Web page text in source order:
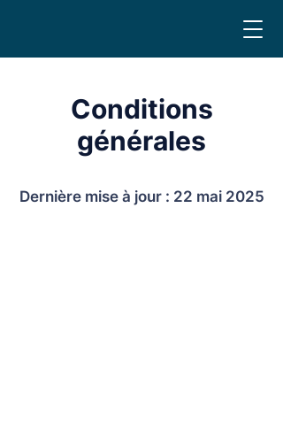
Conditions
générales
Dernière mise à jour : 22 mai 2025